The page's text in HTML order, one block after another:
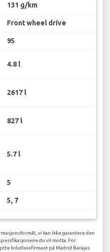
131 g/km
Front wheel drive
95
4.8 l
2617 l
827 l
5.7 l
5
5, 7
vi kan ikke garantere den
du vil motta. For
bilutleiefirmaet på Madrid Barajas